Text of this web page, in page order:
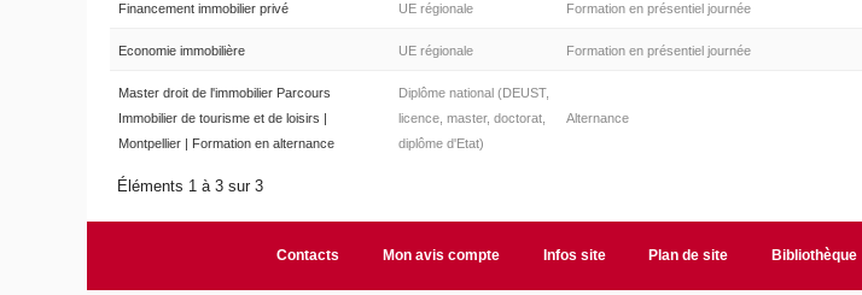
Financement immobilier privé UE régionale Formation en présentiel journée
Economie immobilière UE régionale Formation en présentiel journée
Master droit de l'immobilier Parcours
Immobilier de tourisme et de loisirs |
Montpellier | Formation en alternance
Diplôme national (DEUST,
licence, master, doctorat,
diplôme d'Etat)
Alternance
Éléments 1 à 3 sur 3
Contacts Mon avis compte Infos site Plan de site Bibliothèque